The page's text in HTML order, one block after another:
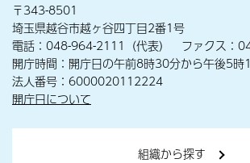
〒343-8501
埼玉県越谷市越ヶ谷四丁目2番1号
電話：048-964-2111（代表） ファクス：
開庁時間：開庁日の午前8時30分から午後5時
法人番号：6000020112224
開庁日について
組織から探す